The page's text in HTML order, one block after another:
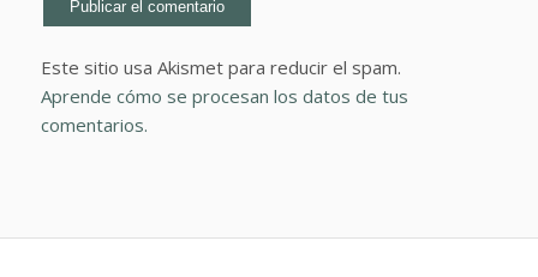
Este sitio usa Akismet para reducir el spam.
Aprende cómo se procesan los datos de tus
comentarios.